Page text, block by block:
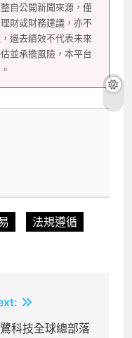
自公開新聞來源，僅
財或財務建議，亦不
過去績效不代表未來
並承擔風險，本平台
法規遵循
科技全球總部落